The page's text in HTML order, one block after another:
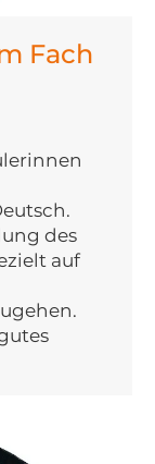
Fach
des
auf